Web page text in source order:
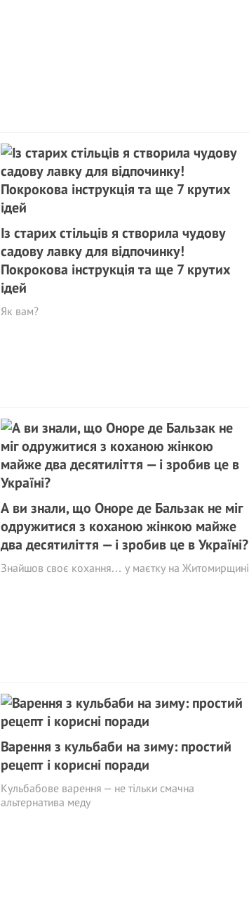
Із старих стільців я створила чудову
садову лавку для відпочинку!
Покрокова інструкція та ще 7 крутих
ідей
Як вам?
А ви знали, що Оноре де Бальзак не міг
одружитися з коханою жінкою майже
два десятиліття — і зробив це в Україні?
Знайшов своє кохання… у маєтку на Житомирщині
Варення з кульбаби на зиму: простий
рецепт і корисні поради
Кульбабове варення — не тільки смачна
альтернатива меду